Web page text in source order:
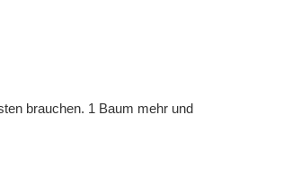
brauchen. 1 Baum mehr und